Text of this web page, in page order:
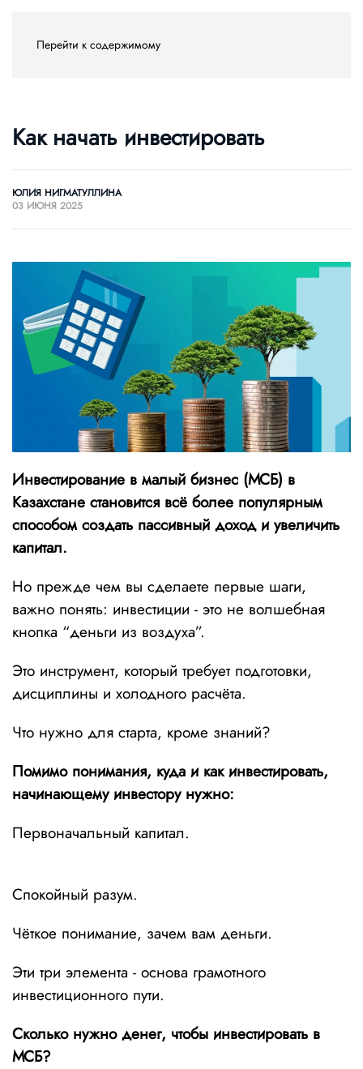
Перейти к содержимому
Как начать инвестировать
ЮЛИЯ НИГМАТУЛЛИНА
03 ИЮНЯ 2025
Инвестирование в малый бизнес (МСБ) в
Казахстане становится всё более популярным
способом создать пассивный доход и увеличить
капитал.
Но прежде чем вы сделаете первые шаги,
важно понять: инвестиции - это не волшебная
кнопка “деньги из воздуха”.
Это инструмент, который требует подготовки,
дисциплины и холодного расчёта.
Что нужно для старта, кроме знаний?
Помимо понимания, куда и как инвестировать,
начинающему инвестору нужно:
Первоначальный капитал.
Спокойный разум.
Чёткое понимание, зачем вам деньги.
Эти три элемента - основа грамотного
инвестиционного пути.
Сколько нужно денег, чтобы инвестировать в
МСБ?